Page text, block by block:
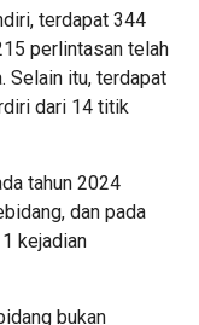
terdapat 344
perlintasan telah
Selain itu, terdapat
dari 14 titik
tahun 2024
dan pada
kejadian
bukan